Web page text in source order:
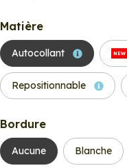
Matière
Autocollant NEW
Repositionnable
Bordure
Aucune Blanche